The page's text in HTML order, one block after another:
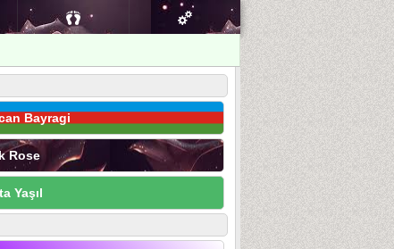
Bayragi
Rose
Yaşıl